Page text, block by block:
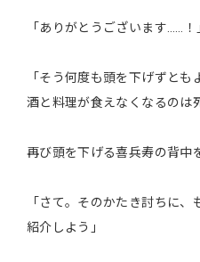
「ありがとうございます……！
「そう何度も頭を下げずと
酒と料理が食えなくなるのは
再び頭を下げる喜兵寿の背中
「さて。そのかたき討ちに、
紹介しよう」